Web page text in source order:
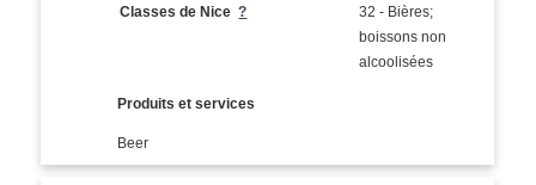
Classes de Nice?
32 - Bières;
boissons non
alcoolisées
Produits et services
Beer